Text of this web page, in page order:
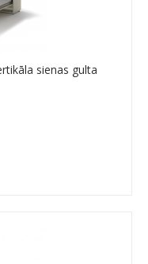
sienas gulta